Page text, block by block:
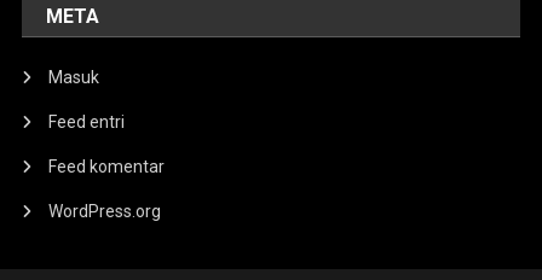
META
Masuk
Feed entri
Feed komentar
WordPress.org